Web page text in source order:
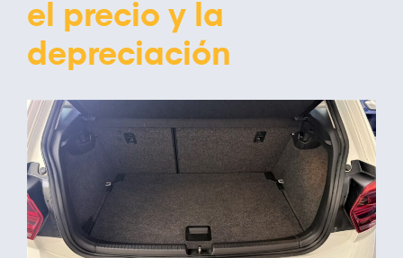
el precio y la
depreciación